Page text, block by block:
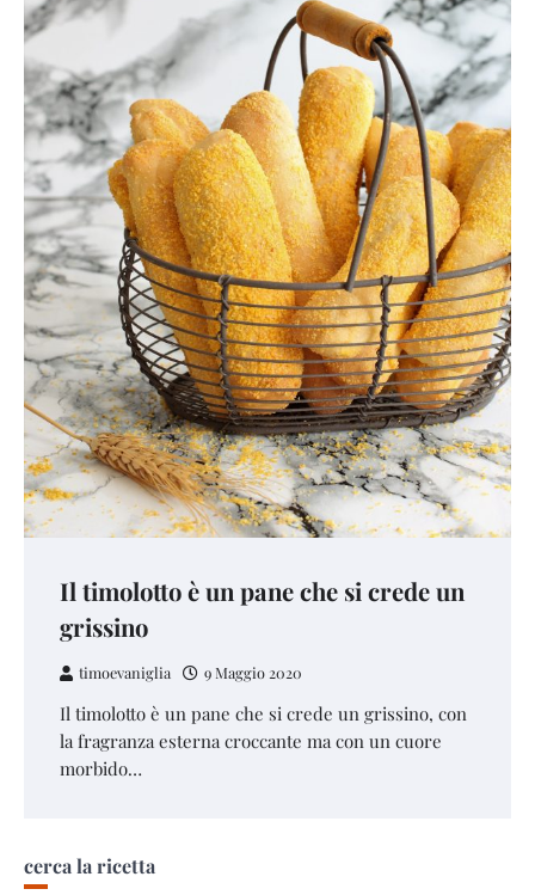
Il timolotto è un pane che si crede un
grissino
timoevaniglia 9 Maggio 2020
Il timolotto è un pane che si crede un grissino, con
la fragranza esterna croccante ma con un cuore
morbido…
cerca la ricetta